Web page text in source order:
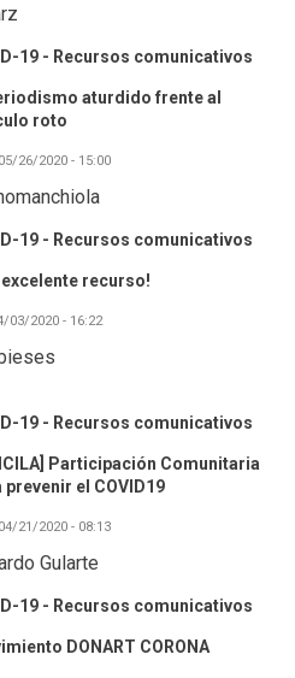
19 - Recursos comunicativos
aturdido frente al
roto
26/2020 - 15:00
19 - Recursos comunicativos
excelente recurso!
03/2020 - 16:22
19 - Recursos comunicativos
Participación Comunitaria
prevenir el COVID19
21/2020 - 08:13
Gularte
19 - Recursos comunicativos
DONART CORONA